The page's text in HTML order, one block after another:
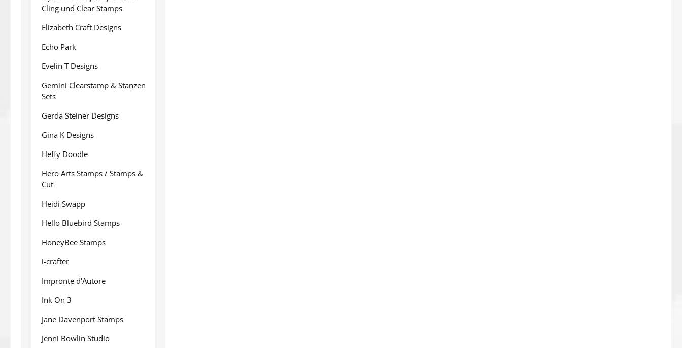
Cling und Clear Stamps
Elizabeth Craft Designs
Echo Park
Evelin T Designs
Gemini Clearstamp & Stanzen
Sets
Gerda Steiner Designs
Gina K Designs
Heffy Doodle
Hero Arts Stamps / Stamps &
Cut
Heidi Swapp
Hello Bluebird Stamps
HoneyBee Stamps
i-crafter
Impronte d'Autore
Ink On 3
Jane Davenport Stamps
Jenni Bowlin Studio